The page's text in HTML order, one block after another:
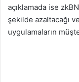
açıklamada ise
şekilde azaltacağı
uygulamaların